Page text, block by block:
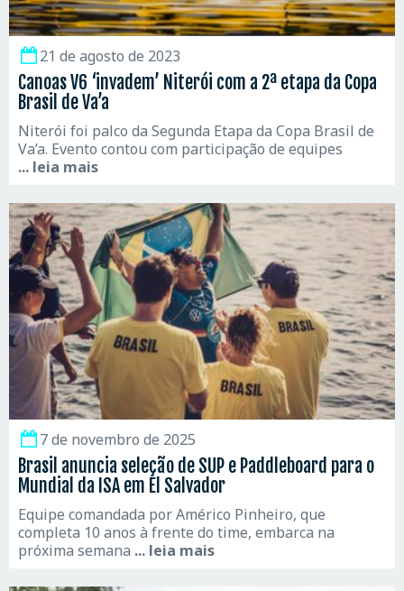
21 de agosto de 2023
Canoas V6 ‘invadem’ Niterói com a 2ª etapa da Copa
Brasil de Va’a
Niterói foi palco da Segunda Etapa da Copa Brasil de
Va’a. Evento contou com participação de equipes
... leia mais
7 de novembro de 2025
Brasil anuncia seleção de SUP e Paddleboard para o
Mundial da ISA em El Salvador
Equipe comandada por Américo Pinheiro, que
completa 10 anos à frente do time, embarca na
próxima semana ... leia mais